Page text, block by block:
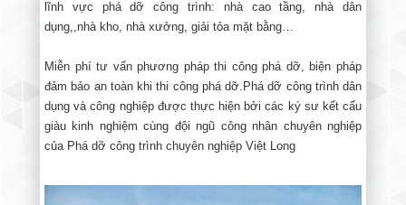
lĩnh vực phá dỡ công trình: nhà cao tầng, nhà dân
dụng,,nhà kho, nhà xưởng, giải tỏa mặt bằng…
Miễn phí tư vấn phương pháp thi công phá dỡ, biện pháp
đảm bảo an toàn khi thi công phá dỡ.Phá dỡ công trình dân
dụng và công nghiệp được thực hiện bởi các ký sư kết cấu
giàu kinh nghiệm cùng đội ngũ công nhân chuyên nghiệp
của Phá dỡ công trình chuyên nghiệp Việt Long